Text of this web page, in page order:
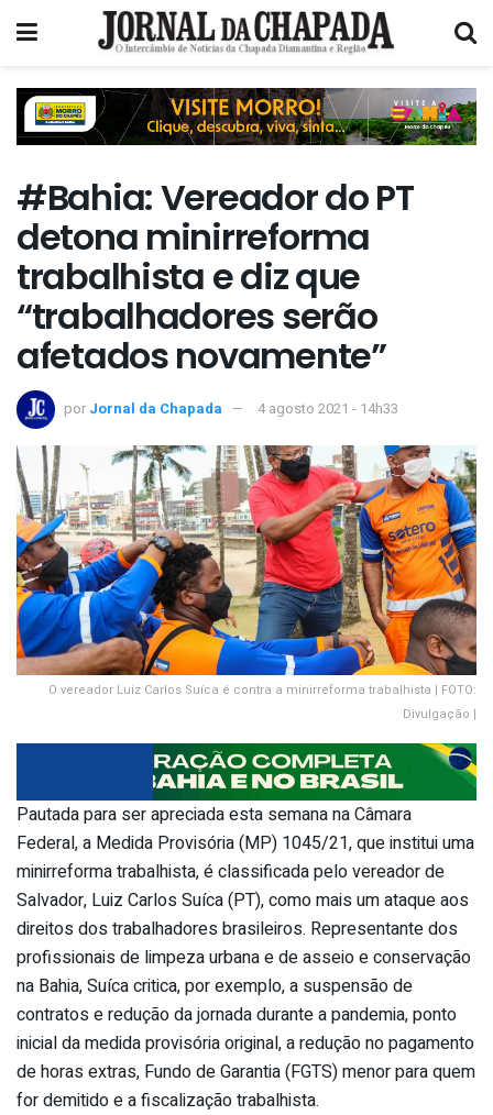
#Bahia: Vereador do PT
detona minirreforma
trabalhista e diz que
“trabalhadores serão
afetados novamente”
por Jornal da Chapada 4 agosto 2021 - 14h33
O vereador Luiz Carlos Suíca é contra a minirreforma trabalhista | FOTO:
Divulgação |
Pautada para ser apreciada esta semana na Câmara
Federal, a Medida Provisória (MP) 1045/21, que institui uma
minirreforma trabalhista, é classificada pelo vereador de
Salvador, Luiz Carlos Suíca (PT), como mais um ataque aos
direitos dos trabalhadores brasileiros. Representante dos
profissionais de limpeza urbana e de asseio e conservação
na Bahia, Suíca critica, por exemplo, a suspensão de
contratos e redução da jornada durante a pandemia, ponto
inicial da medida provisória original, a redução no pagamento
de horas extras, Fundo de Garantia (FGTS) menor para quem
for demitido e a fiscalização trabalhista.